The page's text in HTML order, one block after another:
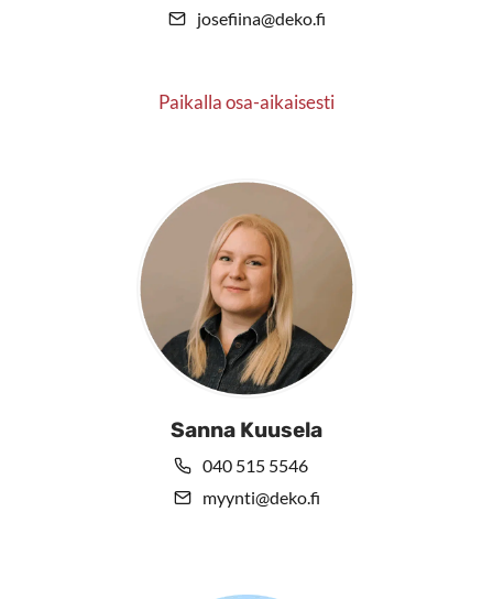
josefiina@deko.fi
Paikalla osa-aikaisesti
Sanna Kuusela
040 515 5546
myynti@deko.fi